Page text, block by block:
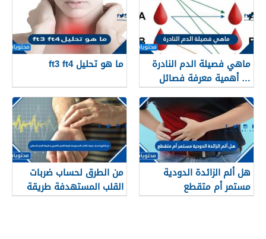
ماهي فصيلة الدم النادرة
… أهمية معرفة فصائل
الدم
ما هو تحليل ft3 ft4
هل ألم الزائدة الدودية
مستمر أم متقطع
من الطرق لحساب ضربات
القلب المستهدفة طريقة
النبض الكعبري و طريقة